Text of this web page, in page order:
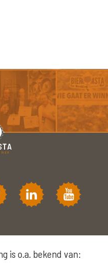
is o.a. bekend van: